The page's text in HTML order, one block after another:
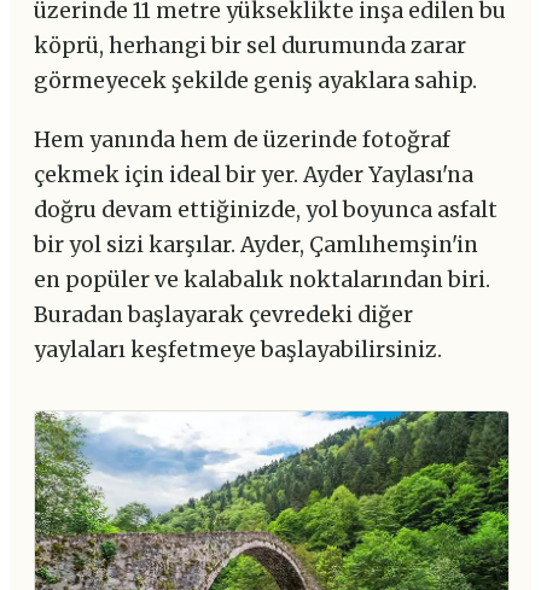
üzerinde 11 metre yükseklikte inşa edilen bu
köprü, herhangi bir sel durumunda zarar
görmeyecek şekilde geniş ayaklara sahip.
Hem yanında hem de üzerinde fotoğraf
çekmek için ideal bir yer. Ayder Yaylası'na
doğru devam ettiğinizde, yol boyunca asfalt
bir yol sizi karşılar. Ayder, Çamlıhemşin'in
en popüler ve kalabalık noktalarından biri.
Buradan başlayarak çevredeki diğer
yaylaları keşfetmeye başlayabilirsiniz.